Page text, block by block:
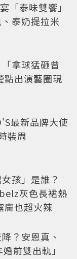
「泰味雙饗」
泰奶提拉米
拿球猛砸曾
點出演藝圈現
最新品牌大使
裝周
孩」是誰？
灰色長裙熱
膚也超火辣
？安恩真、
前雙出軌」